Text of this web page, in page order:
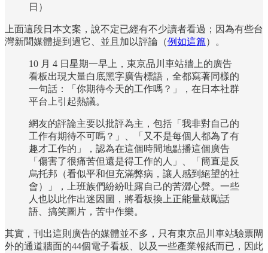
日）
上面這段日本文案，說不定已經有不少讀者看過；因為有些台
灣新聞媒體提到過它、並且加以評論（例如這篇）。
10 月 4 日星期一早上，東京品川車站牆上的廣告
看板出現大量白底黑字廣告標語，全都寫著同樣的
一句話：「你期待今天的工作嗎？」，在日本社群
平台上引起熱議。
網友的評論主要以批評為主，包括「我非對自己的
工作有期待不可嗎？」、「又不是每個人都為了有
趣才工作的」，認為在這個時間地點播這個廣告
「傷害了很痛苦但還是得工作的人」、「簡直是反
烏托邦（看似平和但充滿弊病，讓人感到絕望的社
會）」，上班族們紛紛吐露自己的苦澀心聲。一些
人也以此作出迷因圖，將看板換上正能量鼓勵話
語、搞笑圖片，苦中作樂。
其實，刊出這則廣告的媒體並不多，只有東京品川車站驗票閘
外的通道牆面的44個電子看板、以及一些產業報紙而已，因此